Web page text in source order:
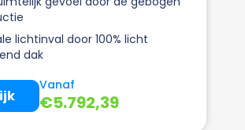
lichtinval door 100% licht
dak
Vanaf
€5.792,39